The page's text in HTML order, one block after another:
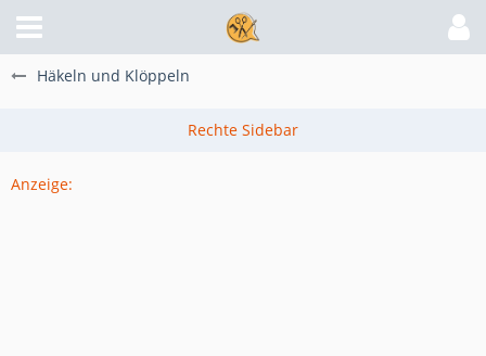
Häkeln und Klöppeln
Anzeige: